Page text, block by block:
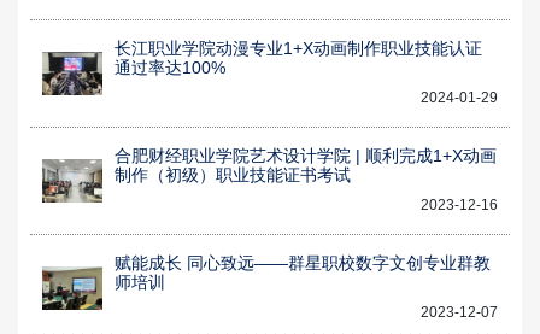
长江职业学院动漫专业1+X动画制作职业技能认证
通过率达100%
2024-01-29
合肥财经职业学院艺术设计学院 | 顺利完成1+X动画
制作（初级）职业技能证书考试
2023-12-16
赋能成长 同心致远——群星职校数字文创专业群教
师培训
2023-12-07